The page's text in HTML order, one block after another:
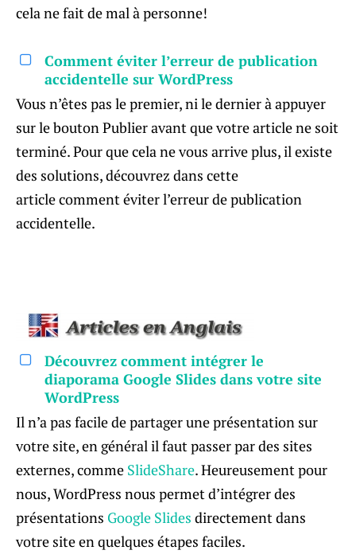
cela ne fait de mal à personne!
Comment éviter l’erreur de publication
accidentelle sur WordPress
Vous n’êtes pas le premier, ni le dernier à appuyer
sur le bouton Publier avant que votre article ne soit
terminé. Pour que cela ne vous arrive plus, il existe
des solutions, découvrez dans cette
article comment éviter l’erreur de publication
accidentelle.
Découvrez comment intégrer le
diaporama Google Slides dans votre site
WordPress
Il n’a pas facile de partager une présentation sur
votre site, en général il faut passer par des sites
externes, comme SlideShare. Heureusement pour
nous, WordPress nous permet d’intégrer des
présentations Google Slides directement dans
votre site en quelques étapes faciles.